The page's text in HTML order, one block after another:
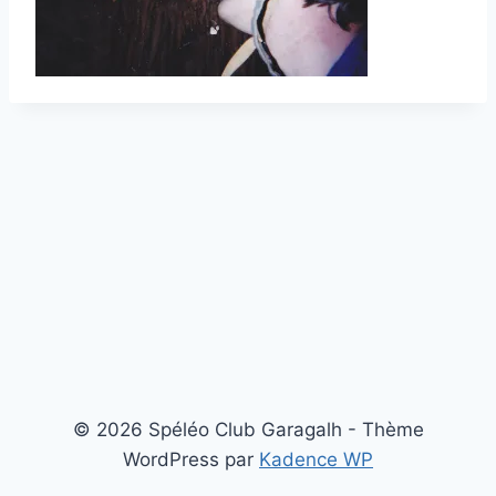
© 2026 Spéléo Club Garagalh - Thème
WordPress par Kadence WP